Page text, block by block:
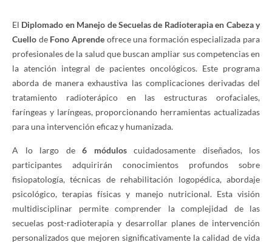
El Diplomado en Manejo de Secuelas de Radioterapia en Cabeza y
Cuello de Fono Aprendeofrece una formación especializada para
profesionales de la salud que buscan ampliar sus competencias en
la atención integral de pacientes oncológicos. Este programa
aborda de manera exhaustiva las complicaciones derivadas del
tratamiento radioterápico en las estructuras orofaciales,
faríngeas y laríngeas, proporcionando herramientas actualizadas
para una intervención eficaz y humanizada.
A lo largo de 6 móduloscuidadosamente diseñados, los
participantes adquirirán conocimientos profundos sobre
fisiopatología, técnicas de rehabilitación logopédica, abordaje
psicológico, terapias físicas y manejo nutricional. Esta visión
multidisciplinar permite comprender la complejidad de las
secuelas post-radioterapia y desarrollar planes de intervención
personalizados que mejoren significativamente la calidad de vida